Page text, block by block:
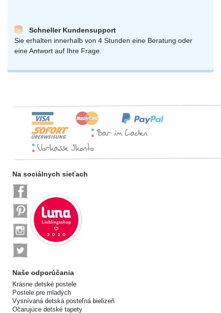
Schneller Kundensupport
Sie erhalten innerhalb von 4 Stunden eine Beratung oder
eine Antwort auf Ihre Frage.
Na sociálnych sieťach
Naše odporúčania
Krásne detské postele
Postele pre mladých
Vysnívaná detská posteľná bielizeň
Očarujúce detské tapety